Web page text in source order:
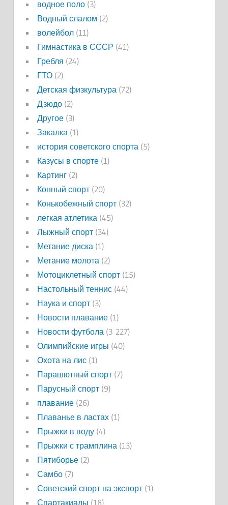
водное поло(3)
Водный слалом (2)
волейбол(11)
Гимнастика в СССР (41)
Гребля (24)
ГТО(2)
Детская физкультура (72)
Дзюдо(2)
Другое(3)
Закалка (1)
история советского спорта (5)
Казусы в спорте(1)
Картинг(2)
Конный спорт(20)
Конькобежный спорт(32)
легкая атлетика (45)
Лыжный спорт(34)
Метание диска (1)
Метание молота (2)
Мотоциклетный спорт(15)
Настольный теннис(44)
Наука и спорт(3)
Новости плавание(1)
Новости футбола (3 227)
Олимпийские игры (40)
Охота на лис(1)
Парашютный спорт(7)
Парусный спорт(9)
плавание(26)
Плаванье в ластах(1)
Прыжки в воду(4)
Прыжки с трамплина (13)
Пятиборье(2)
Самбо(7)
Советский спорт на экспорт(1)
Спартакиады (18)